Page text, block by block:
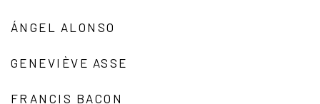
ÁNGEL ALONSO
GENEVIÈVE ASSE
FRANCIS BACON